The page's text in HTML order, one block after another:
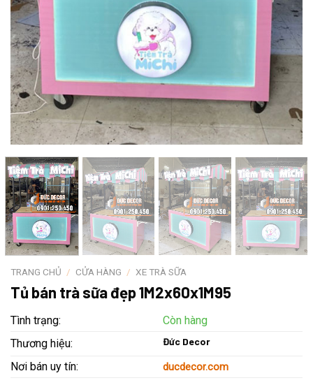
TRANG CHỦ / CỬA HÀNG / XE TRÀ SỮA
Tủ bán trà sữa đẹp 1M2x60x1M95
Tình trạng:
Còn hàng
Thương hiệu:
Đức Decor
Nơi bán uy tín: ducdecor.com